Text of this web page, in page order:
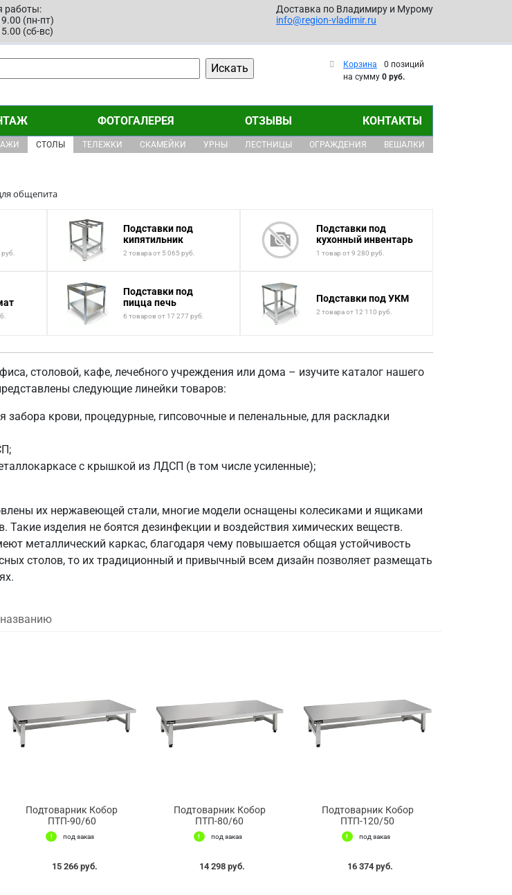
работы:
(пн-пт)
(сб-вс)
Доставка по Владимиру и Мурому
info@region-vladimir.ru
Корзина
0 позиций
на сумму 0 руб.
ФОТОГАЛЕРЕЯ ОТЗЫВЫ КОНТАКТЫ
СТОЛЫ ТЕЛЕЖКИ СКАМЕЙКИ УРНЫ ЛЕСТНИЦЫ ОГРАЖДЕНИЯ ВЕШАЛКИ
общепита
Подставки под
кипятильник
2 товара от 5 065 руб.
Подставки под
кухонный инвентарь
1 товар от 9 280 руб.
Подставки под
пицца печь
6 товаров от 17 277 руб.
Подставки под УКМ
2 товара от 12 110 руб.
столовой, кафе, лечебного учреждения или дома – изучите каталог нашего
следующие линейки товаров:
забора крови, процедурные, гипсовочные и пеленальные, для раскладки
с крышкой из ЛДСП (в том числе усиленные);
их нержавеющей стали, многие модели оснащены колесиками и ящиками
Такие изделия не боятся дезинфекции и воздействия химических веществ.
металлический каркас, благодаря чему повышается общая устойчивость
столов, то их традиционный и привычный всем дизайн позволяет размещать
названию
Подтоварник Кобор
ПТП-90/60
под заказ
15 266 руб.
Подтоварник Кобор
ПТП-80/60
под заказ
14 298 руб.
Подтоварник Кобор
ПТП-120/50
под заказ
16 374 руб.